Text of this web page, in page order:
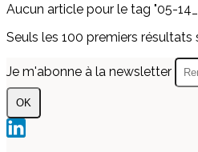
Aucun article pour le tag "05-
Seuls les 100 premiers résultats
Je m'abonne à la newsletter
OK